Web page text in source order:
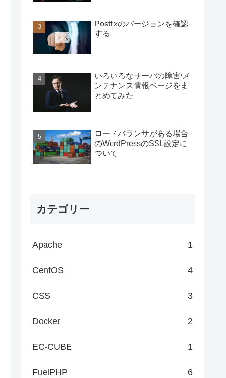
Postfixのバージョンを確認
する
いろいろなサーバの障害/メ
ンテナンス情報ページをま
とめてみた
ロードバランサがある場合
のWordPressのSSL設定に
ついて
カテゴリー
Apache 1
CentOS 4
CSS 3
Docker 2
EC-CUBE 1
FuelPHP 6